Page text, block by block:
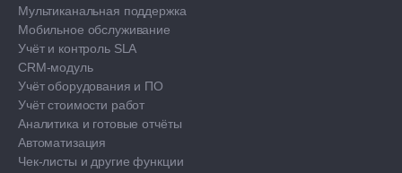
Мультиканальная поддержка
Мобильное обслуживание
Учёт и контроль SLA
CRM-модуль
Учёт оборудования и ПО
Учёт стоимости работ
Аналитика и готовые отчёты
Автоматизация
Чек-листы и другие функции